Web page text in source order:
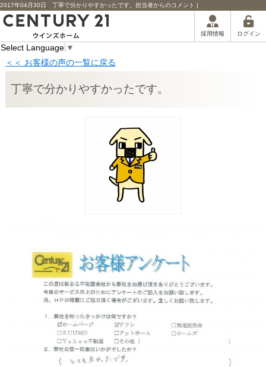
2017年04月30日 丁寧で分かりやすかったです。担当者からのコメント |
採用情報 ログイン
Select Language ▼
＜＜ お客様の声の一覧に戻る
丁寧で分かりやすかったです。